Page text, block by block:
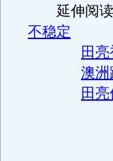
延伸阅
不稳定
田
澳洲
田